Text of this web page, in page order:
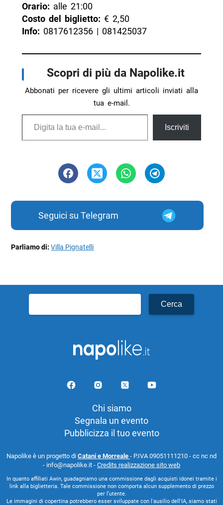
Orario: alle 21:00
Costo del biglietto: € 2,50
Info: 0817612356 | 081425037
Scopri di più da Napolike.it
Abbonati per ricevere gli ultimi articoli inviati alla
tua e-mail.
Digita la tua e-mail...
Iscriviti
Seguici su Telegram
Parliamo di:Villa Pignatelli
per:
Chi siamo
Segnala un evento
Pubblicizza il tuo evento
Napolike è un progetto di Catani e Morreale - P.IVA 09051111210 - cc nc nd
- info@napolike.it - Credits realizzazione sito web
In quanto affiliati Awin, guadagniamo una commissione dagli acquisti idonei tramite i
link alla biglietteria. Tale commissione non comporta alcun supplemento di prezzo
per l’utente.
Le immagini di copertina potrebbero esser sviluppate con l'ausilio dell'IA, siamo stati